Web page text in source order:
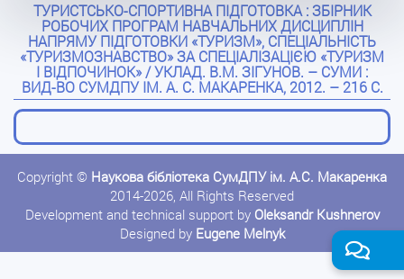
ТУРИСТСЬКО-СПОРТИВНА ПІДГОТОВКА : ЗБІРНИК
РОБОЧИХ ПРОГРАМ НАВЧАЛЬНИХ ДИСЦИПЛІН
НАПРЯМУ ПІДГОТОВКИ «ТУРИЗМ», СПЕЦІАЛЬНІСТЬ
«ТУРИЗМОЗНАВСТВО» ЗА СПЕЦІАЛІЗАЦІЄЮ «ТУРИЗМ
І ВІДПОЧИНОК» / УКЛАД. В.М. ЗІГУНОВ. – СУМИ :
ВИД-ВО СУМДПУ ІМ. А. С. МАКАРЕНКА, 2012. – 216 С.
Copyright © Наукова бібліотека СумДПУ ім. А.С. Макаренка
2014-2026, All Rights Reserved
Development and technical support by Oleksandr Kushnerov
Designed by Eugene Melnyk